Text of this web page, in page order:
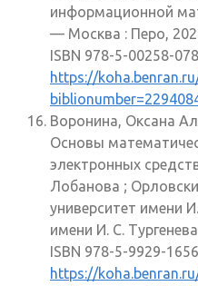
информационной
— Москва : Перо,
ISBN 978-5-00258-
https://
Воронина, Оксана
Основы
электронных
Лобанова ;
университет имени
имени И. С.
ISBN 978-5-9929-
https://